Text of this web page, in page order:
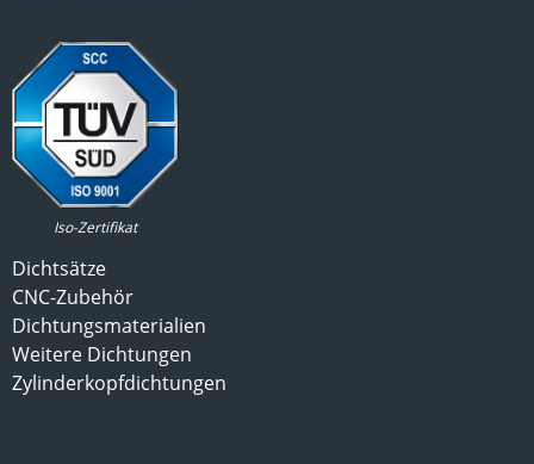
Iso-Zertifikat
Dichtsätze
CNC-Zubehör
Dichtungsmaterialien
Weitere Dichtungen
Zylinderkopfdichtungen